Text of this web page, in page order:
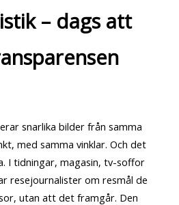
– dags att
snarlika bilder från samma
med samma vinklar. Och det
I tidningar, magasin, tv-soffor
resejournalister om resmål de
utan att det framgår. Den